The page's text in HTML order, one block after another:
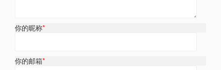
你的昵称*
你的邮箱*